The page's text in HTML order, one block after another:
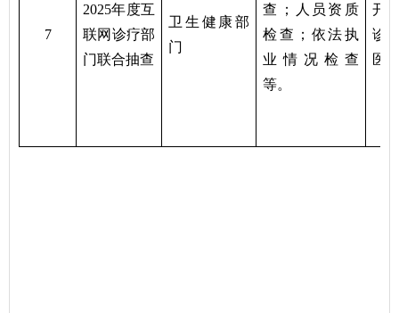
7
2025年度互
联网诊疗部
门联合抽查
卫生健康部
门
查；人员资质
检查；依法执
业情况 检查
等。
开
诊
医